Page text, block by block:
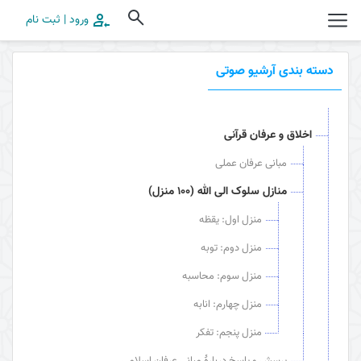
ورود | ثبت نام
دسته بندی آرشیو صوتی
اخلاق و عرفان قرآنی
مبانی عرفان عملی
منازل سلوک الی الله (100 منزل)
منزل اول: یقظه
منزل دوم: توبه
منزل سوم: محاسبه
منزل چهارم: انابه
منزل پنجم: تفکر